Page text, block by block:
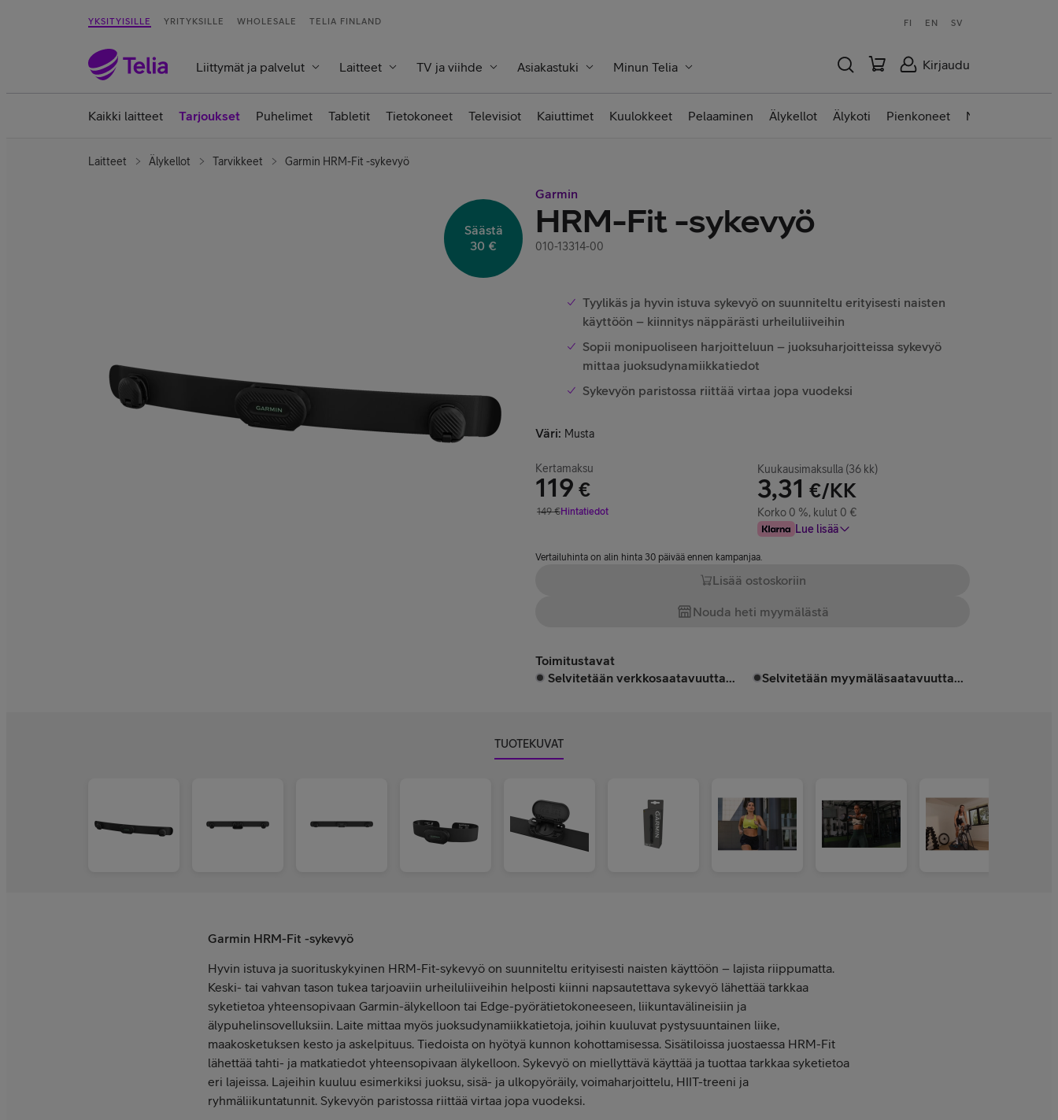
YKSITYISILLE YRITYKSILLE WHOLESALE TELIA FINLAND FI EN SV
Liittymät ja palvelut Laitteet TV ja viihde Asiakastuki Minun Telia Kirjaudu
Kaikki laitteet Tarjoukset Puhelimet Tabletit Tietokoneet Televisiot Kaiuttimet Kuulokkeet Pelaaminen Älykellot Älykoti Pienkoneet Nettilaitteet
Laitteet Älykellot Tarvikkeet Garmin HRM-Fit -sykevyö
Säästä
30 €
Garmin
HRM-Fit -sykevyö
010-13314-00
Tyylikäs ja hyvin istuva sykevyö on suunniteltu erityisesti naisten
käyttöön – kiinnitys näppärästi urheiluliiveihin
Sopii monipuoliseen harjoitteluun – juoksuharjoitteissa sykevyö
mittaa juoksudynamiikkatiedot
Sykevyön paristossa riittää virtaa jopa vuodeksi
Väri: Musta
Kertamaksu
119 €
Hinta 119 €
149€
Vertailuhinta 149 €
Hintatiedot
Kuukausimaksulla (36 kk)
3,31 €/KK
Korko 0 %, kulut 0 €
Lue lisää
Vertailuhinta on alin hinta 30 päivää ennen kampanjaa.
Lisää ostoskoriin
Nouda heti myymälästä
Toimitustavat
Selvitetään verkkosaatavuutta...
Selvitetään myymäläsaatavuutta...
TUOTEKUVAT
Garmin HRM-Fit -sykevyö
Hyvin istuva ja suorituskykyinen HRM-Fit-sykevyö on suunniteltu erityisesti naisten käyttöön – lajista riippumatta.
Keski- tai vahvan tason tukea tarjoaviin urheiluliiveihin helposti kiinni napsautettava sykevyö lähettää tarkkaa
syketietoa yhteensopivaan Garmin-älykelloon tai Edge-pyörätietokoneeseen, liikuntavälineisiin ja
älypuhelinsovelluksiin. Laite mittaa myös juoksudynamiikkatietoja, joihin kuuluvat pystysuuntainen liike,
maakosketuksen kesto ja askelpituus. Tiedoista on hyötyä kunnon kohottamisessa. Sisätiloissa juostaessa HRM-Fit
lähettää tahti- ja matkatiedot yhteensopivaan älykelloon. Sykevyö on miellyttävä käyttää ja tuottaa tarkkaa syketietoa
eri lajeissa. Lajeihin kuuluu esimerkiksi juoksu, sisä- ja ulkopyöräily, voimaharjoittelu, HIIT-treeni ja
ryhmäliikuntatunnit. Sykevyön paristossa riittää virtaa jopa vuodeksi.